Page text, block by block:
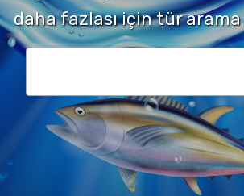
daha fazlası için tür arama